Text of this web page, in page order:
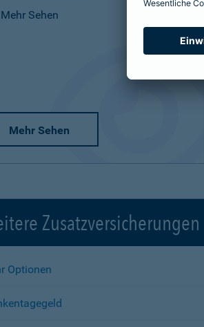
Mehr Sehen
Mehr Sehen
Zusatzversicherungen
Optionen